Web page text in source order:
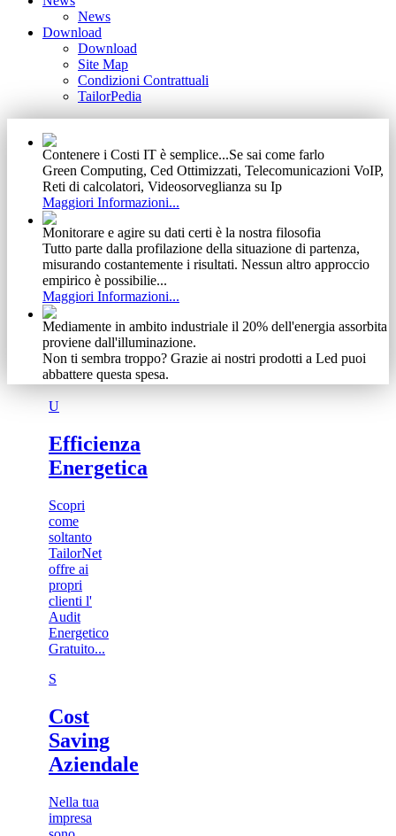
News
Download
Download
Site Map
Condizioni Contrattuali
TailorPedia
Contenere i Costi IT è semplice...Se sai come farlo
Green Computing, Ced Ottimizzati, Telecomunicazioni VoIP,
Reti di calcolatori, Videosorveglianza su Ip
Maggiori Informazioni...
Monitorare e agire su dati certi è la nostra filosofia
Tutto parte dalla profilazione della situazione di partenza,
misurando costantemente i risultati. Nessun altro approccio
empirico è possibilie...
Maggiori Informazioni...
Mediamente in ambito industriale il 20% dell'energia assorbita
proviene dall'illuminazione.
Non ti sembra troppo? Grazie ai nostri prodotti a Led puoi
abbattere questa spesa.
Se ti abbiamo incuriosito, guarda cosa siamo riusciti ad
ottenere ad investimento zero.
Maggiori Informazioni...
Vediamo il cliente come un meccanismo complesso e delicato
Ecco perchè, dalla nostra esperienza, abbiamo tratto vantaggio
specializzandoci in una vasta gamma di prodotti e servizi.
Scoprili adesso
Maggiori Informazioni...
U
Efficienza
Energetica
Scopri
come
soltanto
TailorNet
offre ai
propri
clienti l'
Audit
Energetico
Gratuito...
S
Cost
Saving
Aziendale
Nella tua
impresa